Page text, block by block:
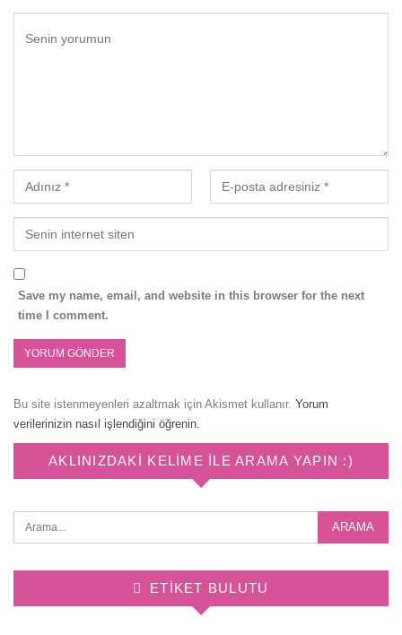
Save my name, email, and website in this browser for the next
time I comment.
Bu site istenmeyenleri azaltmak için Akismet kullanır. Yorum
verilerinizin nasıl işlendiğini öğrenin.
AKLINIZDAKI KELIME ILE ARAMA YAPIN :)
ETIKET BULUTU